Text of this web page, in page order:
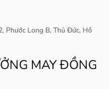
Phước Long B, Thủ Đức, Hồ
MAY ĐỒNG